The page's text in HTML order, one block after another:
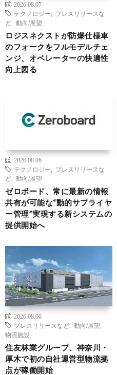
2026.08.07
テクノロジー
プレスリリースな
ど
動向/展望
ロジスネクストが防爆仕様車
のフォークをフルモデルチェ
ンジ、オペレーターの快適性
向上図る
2026.08.06
テクノロジー
プレスリリースな
ど
動向/展望
ゼロボード、常に最新の情報
共有が可能な“動的サプライヤ
ー管理”実現する新システムの
提供開始へ
2026.08.06
プレスリリースなど
動向/展望
物流施設
住友林業グループ、神奈川・
厚木で初の自社運営型物流拠
点が稼働開始